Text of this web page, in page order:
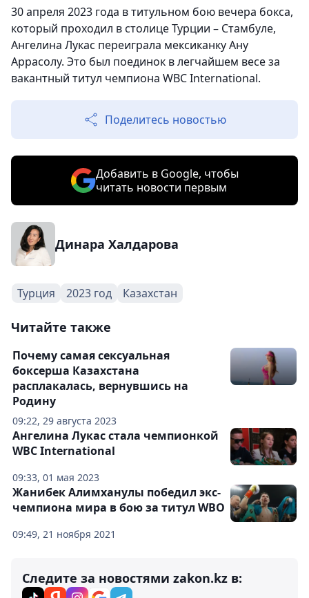
30 апреля 2023 года в титульном бою вечера бокса,
который проходил в столице Турции – Стамбуле,
Ангелина Лукас переиграла мексиканку Ану
Аррасолу. Это был поединок в легчайшем весе за
вакантный титул чемпиона WBC International.
Поделитесь новостью
Добавить в Google, чтобы
читать новости первым
Динара Халдарова
Турция 2023 год Казахстан
Читайте также
09:22, 29 августа 2023
Почему самая сексуальная
боксерша Казахстана
расплакалась, вернувшись на
Родину
09:33, 01 мая 2023
Ангелина Лукас стала чемпионкой
WBC International
09:49, 21 ноября 2021
Жанибек Алимханулы победил экс-
чемпиона мира в бою за титул WBO
Следите за новостями zakon.kz в: